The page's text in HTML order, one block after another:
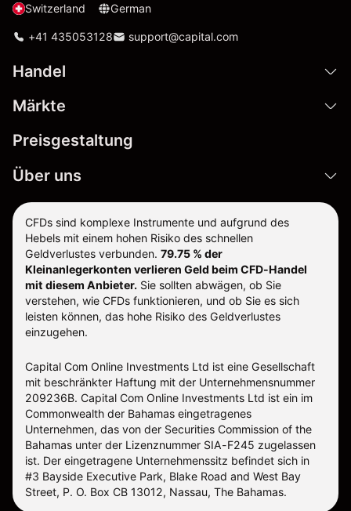
Switzerland German
+41 435053128 support@capital.com
Handel
Märkte
Preisgestaltung
Über uns
CFDs sind komplexe Instrumente und aufgrund des
Hebels mit einem hohen Risiko des schnellen
Geldverlustes verbunden. 79.75 % der
Kleinanlegerkonten verlieren Geld beim CFD-Handel
mit diesem Anbieter. Sie sollten abwägen, ob Sie
verstehen, wie CFDs funktionieren, und ob Sie es sich
leisten können, das hohe Risiko des Geldverlustes
einzugehen.
Capital Com Online Investments Ltd ist eine Gesellschaft
mit beschränkter Haftung mit der Unternehmensnummer
209236B. Capital Com Online Investments Ltd ist ein im
Commonwealth der Bahamas eingetragenes
Unternehmen, das von der Securities Commission of the
Bahamas unter der Lizenznummer SIA-F245 zugelassen
ist. Der eingetragene Unternehmenssitz befindet sich in
#3 Bayside Executive Park, Blake Road and West Bay
Street, P. O. Box CB 13012, Nassau, The Bahamas.